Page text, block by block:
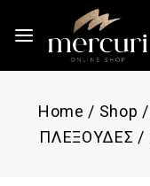
Home / Shop /
ΠΛΕΞΟΥΔΕΣ /